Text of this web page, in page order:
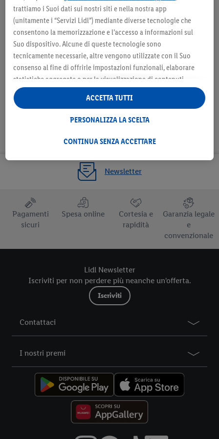
Seleziona come negozio
preferito
Seleziona come negozio preferito
Newsletter
Pagamenti
sicuri
Spesa online
Cortesia e
rapidità
Garanzia legale
e
convenzionale
Lidl Newsletter
Iscriviti per non perdere più neanche un'offerta.
Iscriviti
Contattaci
I nostri premi
trattiamo i Suoi dati sui nostri siti e nella nostra app
(unitamente i “Servizi Lidl”) mediante diverse tecnologie che
consentono la memorizzazione e l’accesso a informazioni sul
Suo dispositivo. Alcune di queste tecnologie sono
tecnicamente necessarie, altre vengono utilizzate con il Suo
consenso al fine di offrirle impostazioni funzionali, elaborare
statistiche aggregate o per la visualizzazione di contenuti
pubblicitari personalizzati all’interno e all’esterno dei Servizi
Lidl. Se è iscritto al programma Lidl Plus, anche i dati relativi al
Alla voce “Personalizza la scelta” può gestire singolarmente le
informazioni in merito al trattamento.
Cliccando “Continua senza accettare” può autorizzare il solo
“Accetta”, acconsente a tutti i trattamenti per tutte le finalità
sopra indicate. Ulteriori informazioni, comprese quelle relative
al periodo di conservazione dei dati e al Suo diritto di revocare
il consenso prestato in qualsiasi momento con effetto per il
CONTINUA SENZA ACCETTARE
PERSONALIZZA LA SCELTA
ACCETTA TUTTI